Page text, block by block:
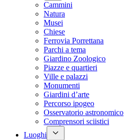
Cammini
Natura
Musei
Chiese
Ferrovia Porrettana
Parchi a tema
Giardino Zoologico
Piazze e quartieri
Ville e palazzi
Monumenti
Giardini d’arte
Percorso ipogeo
Osservatorio astronomico
Comprensori sciistici
Luoghi